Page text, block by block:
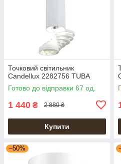
Точковий світильник
Candellux 2282756 TUBA
Готово до відправки 67 од.
1 440 ₴ 2 880 ₴
Купити
–50%